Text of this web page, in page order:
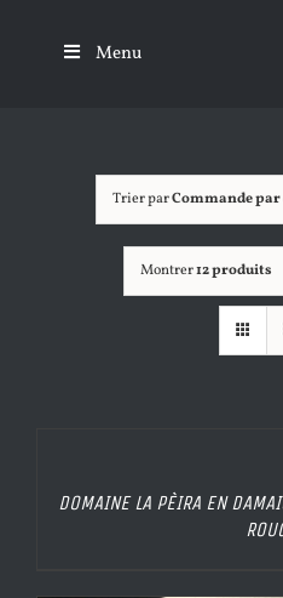
Menu
Trier parCommande
Montrer12 produits
DOMAINE LA PÈIRA EN